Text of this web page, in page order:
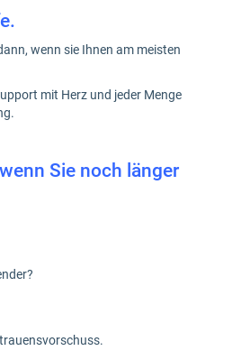
wenn sie Ihnen am meisten
mit Herz und jeder Menge
Sie noch länger